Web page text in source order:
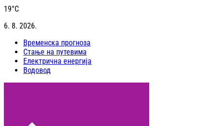
19°C
6. 8. 2026.
Временска прогноза
Стање на путевима
Електрична енергија
Водовод